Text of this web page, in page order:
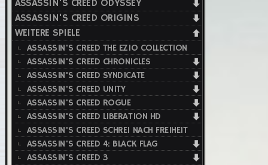
ASSASSIN'S CREED ODYSSEY
ASSASSIN'S CREED ORIGINS
WEITERE SPIELE
ASSASSIN'S CREED THE EZIO COLLECTION
ASSASSIN'S CREED CHRONICLES
ASSASSIN'S CREED SYNDICATE
ASSASSIN'S CREED UNITY
ASSASSIN'S CREED ROGUE
ASSASSIN'S CREED LIBERATION HD
ASSASSIN'S CREED SCHREI NACH FREIHEIT
ASSASSIN'S CREED 4: BLACK FLAG
ASSASSIN'S CREED 3